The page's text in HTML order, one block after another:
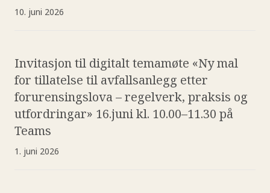
10. juni 2026
Invitasjon til digitalt temamøte «Ny mal
for tillatelse til avfallsanlegg etter
forurensingslova – regelverk, praksis og
utfordringar» 16.juni kl. 10.00–11.30 på
Teams
1. juni 2026